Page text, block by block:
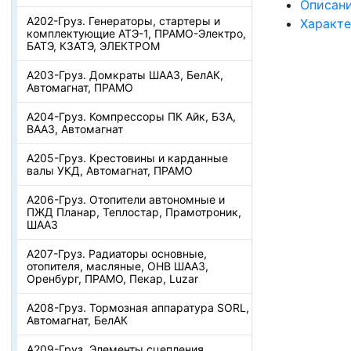
А202-Груз. Генераторы, стартеры и
комплектующие АТЭ-1, ПРАМО-Электро,
БАТЭ, КЗАТЭ, ЭЛЕКТРОМ
А203-Груз. Домкраты ШААЗ, БелАК,
Автомагнат, ПРАМО
А204-Груз. Компрессоры ПК Айк, БЗА,
ВААЗ, Автомагнат
А205-Груз. Крестовины и карданные
валы УКД, Автомагнат, ПРАМО
А206-Груз. Отопители автономные и
ПЖД Планар, Теплостар, Прамотроник,
ШААЗ
А207-Груз. Радиаторы основные,
отопителя, масляные, ОНВ ШААЗ,
Оренбург, ПРАМО, Пекар, Luzar
А208-Груз. Тормозная аппаратура SORL,
Автомагнат, БелАК